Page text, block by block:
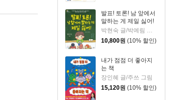
발표! 토론! 남 앞에서
말하는 게 제일 싫어!
박현숙 글/박예림 그림
10,800원 (10% 할인)
내가 점점 더 좋아지
는 책
장인혜 글/주쓰 그림
15,120원 (10% 할인)